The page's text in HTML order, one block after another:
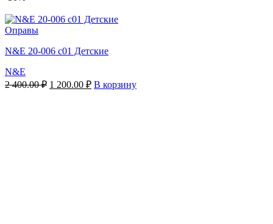
Оправы
N&E 20-006 c01 Детские
N&E
2 400.00₽ Первоначальная
1 200.00 ₽Текущая
цена:
В корзину